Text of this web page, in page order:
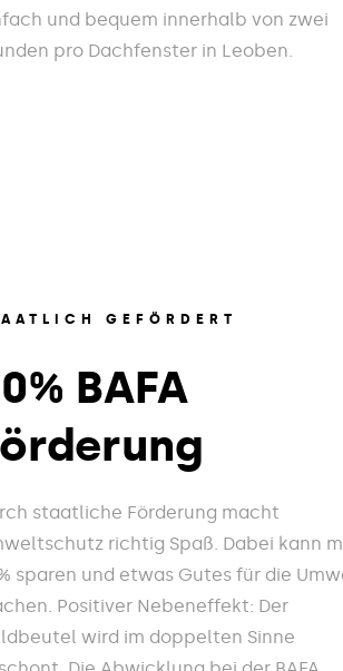
und bequem innerhalb von zwei
pro Dachfenster in Leoben.
GEFÖRDERT
BAFA
staatliche Förderung macht
richtig Spaß. Dabei kann
sparen und etwas Gutes für die
Positiver Nebeneffekt: Der
wird im doppelten Sinne